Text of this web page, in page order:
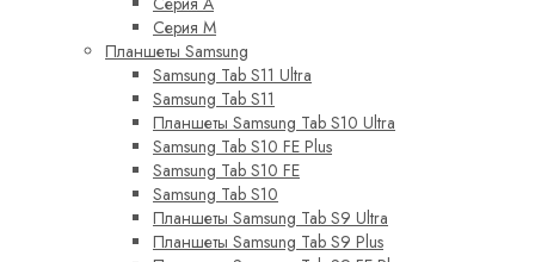
Серия M
Планшеты Samsung
Samsung Tab S11 Ultra
Samsung Tab S11
Планшеты Samsung Tab S10 Ultra
Samsung Tab S10 FE Plus
Samsung Tab S10 FE
Samsung Tab S10
Планшеты Samsung Tab S9 Ultra
Планшеты Samsung Tab S9 Plus